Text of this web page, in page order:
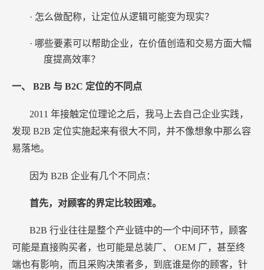
· 怎么做配称，让定位从逻辑可能变为现实？
· 哪些要素可以帮助企业，在价值创造和交易方面大幅
度提高效率？
一、 B2B 与 B2C 定位的不同点
2011年接触定位理论之后，我马上去自己企业实践，
发现 B2B 定位实施起来有很大不同，并不像想象中那么容
易落地。
因为B2B企业有几个不同点：
首先，对顾客的界定比较困难。
B2B行业往往是整个产业链中的一个中间环节，顾客
可能是直接购买者，也可能是总装厂、 OEM 厂，甚至终
端也有影响，而且采购决策者多，到底谁是你的顾客，针